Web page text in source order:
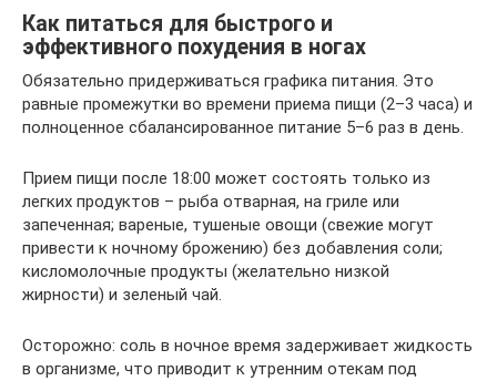
Как питаться для быстрого и
эффективного похудения в ногах
Обязательно придерживаться графика питания. Это
равные промежутки во времени приема пищи (2–3 часа) и
полноценное сбалансированное питание 5–6 раз в день.
Прием пищи после 18:00 может состоять только из
легких продуктов – рыба отварная, на гриле или
запеченная; вареные, тушеные овощи (свежие могут
привести к ночному брожению) без добавления соли;
кисломолочные продукты (желательно низкой
жирности) и зеленый чай.
Осторожно: соль в ночное время задерживает жидкость
в организме, что приводит к утренним отекам под